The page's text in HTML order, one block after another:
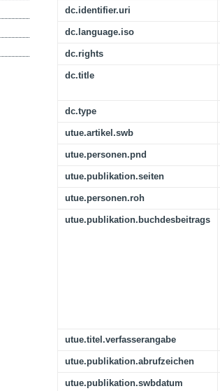
dc.identifier.uri
dc.language.iso
dc.rights
dc.title
dc.type
utue.artikel.swb
utue.personen.pnd
utue.publikation.seiten
utue.personen.roh
utue.publikation.buchdesbeitrags
utue.titel.verfasserangabe
utue.publikation.abrufzeichen
utue.publikation.swbdatum